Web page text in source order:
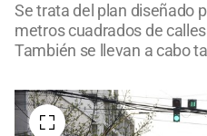
Se trata del plan diseñado
metros cuadrados de
También se llevan a cabo